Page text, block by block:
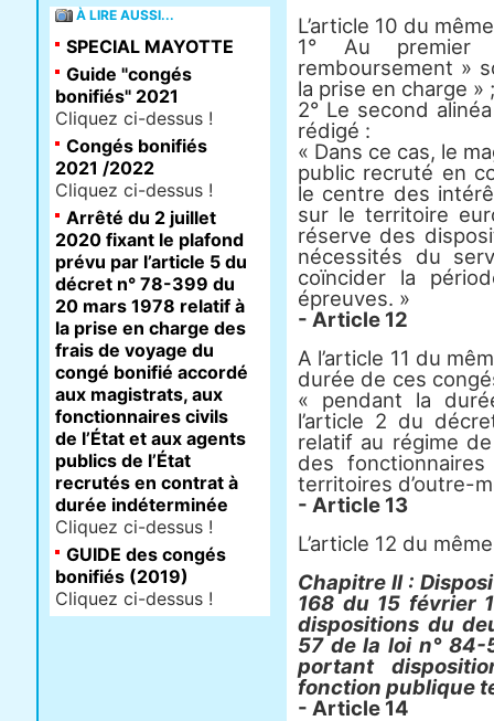
L’article 10 du
1° Au
remboursement »
la prise en charge » ;
2° Le second
rédigé :
« Dans ce cas, le
public recruté en
le centre des
sur le territoire
réserve des
nécessités du
coïncider la
épreuves. »
- Article 12
A l’article 11 du
durée de ces
« pendant la
l’article 2 du
relatif au régime
des
territoires d’outre-
- Article 13
L’article 12 du
Chapitre II :
168 du 15 février
dispositions du
57 de la loi n°
portant
fonction publique
- Article 14
À LIRE AUSSI...
SPECIAL MAYOTTE
Guide "congés
bonifiés" 2021
Cliquez ci-dessus !
Congés bonifiés
2021 /2022
Cliquez ci-dessus !
Arrêté du 2 juillet
2020 fixant le plafond
prévu par l’article 5 du
décret n° 78-399 du
20 mars 1978 relatif à
la prise en charge des
frais de voyage du
congé bonifié accordé
aux magistrats, aux
fonctionnaires civils
de l’État et aux agents
publics de l’État
recrutés en contrat à
durée indéterminée
Cliquez ci-dessus !
GUIDE des congés
bonifiés (2019)
Cliquez ci-dessus !